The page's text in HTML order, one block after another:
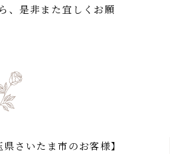
、是非また宜しくお願
県さいたま市のお客様】